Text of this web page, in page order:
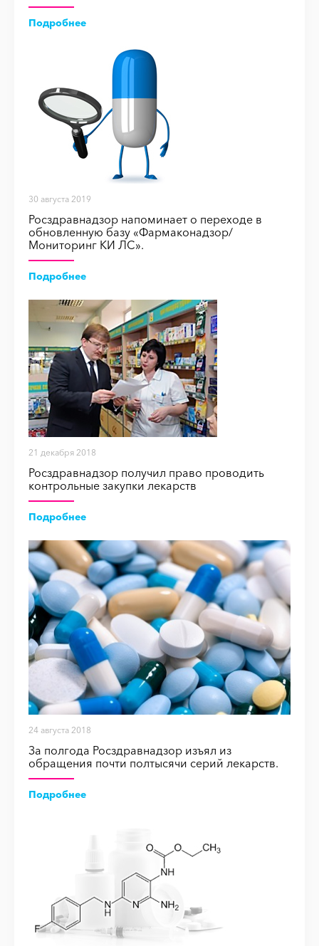
Подробнее
30 августа 2019
Росздравнадзор напоминает о переходе в
обновленную базу «Фармаконадзор/
Мониторинг КИ ЛС».
Подробнее
21 декабря 2018
Росздравнадзор получил право проводить
контрольные закупки лекарств
Подробнее
24 августа 2018
За полгода Росздравнадзор изъял из
обращения почти полтысячи серий лекарств.
Подробнее